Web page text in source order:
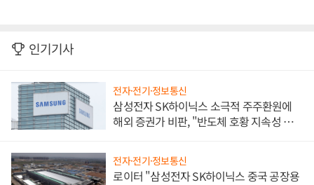
인기기사
전자·전기·정보통신
삼성전자 SK하이닉스 소극적 주주환원에
해외 증권가 비판, "반도체 호황 지속성 의
전자·전기·정보통신
로이터 "삼성전자 SK하이닉스 중국 공장용